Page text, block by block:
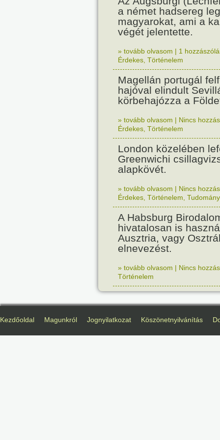
a német hadsereg
magyarokat, ami a
végét jelentette.
» tovább olvasom | 1
Érdekes Történelem
Magellán portugál
hajóval elindult
körbehajózza a
» tovább olvasom | Nincs
Érdekes Történelem
London közelében
Greenwichi
alapkövét.
» tovább olvasom | Nincs
Érdekes Történelem Tudomány
A Habsburg
hivatalosan is
Ausztria, vagy
elnevezést.
» tovább olvasom | Nincs
Történelem
Kezdőoldal Magunkról Jognyilatkozat Köszönetnyilvánítás